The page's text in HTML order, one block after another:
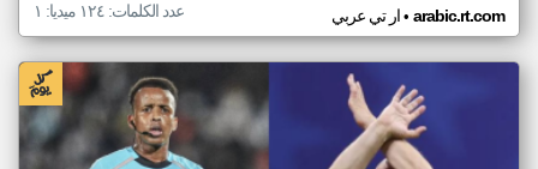
ار تي عربي• arabic.rt.com عدد الكلمات: ١٢٤ ميديا: ١